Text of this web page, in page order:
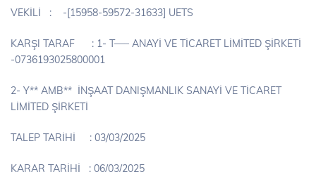
VEKİLİ : -[15958-59572-31633] UETS
KARŞI TARAF : 1- T—– ANAYİ VE TİCARET LİMİTED ŞİRKETİ
-0736193025800001
2- Y** AMB** İNŞAAT DANIŞMANLIK SANAYİ VE TİCARET
LİMİTED ŞİRKETİ
TALEP TARİHİ : 03/03/2025
KARAR TARİHİ : 06/03/2025